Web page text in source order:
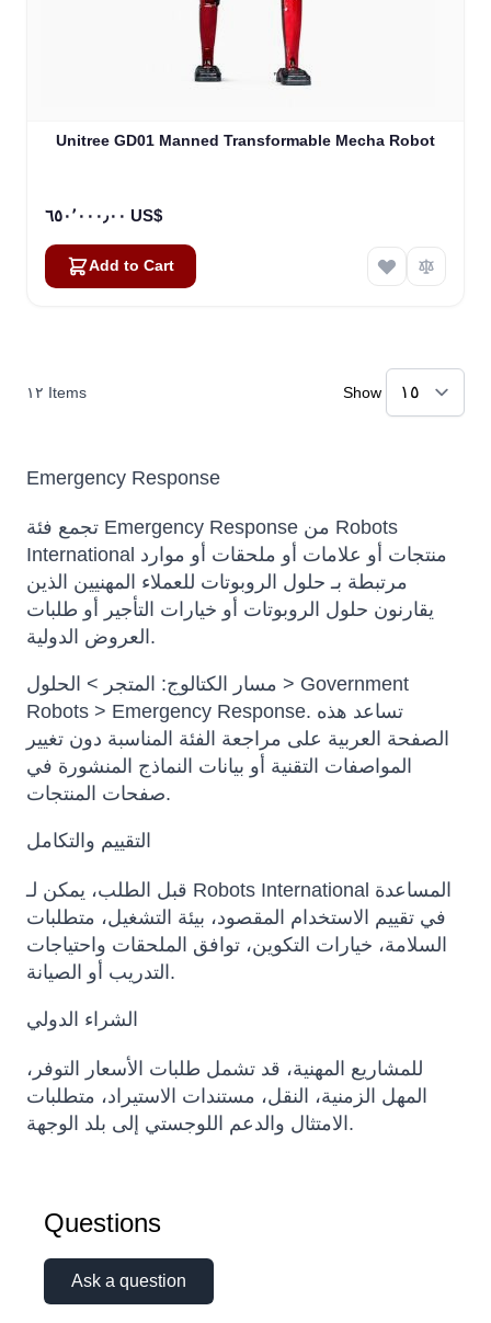
Unitree GD01 Manned Transformable Mecha Robot
٦٥٠٬٠٠٠٫٠٠ US$
Add to Cart
١٢ Items Show
Emergency Response
تجمع فئة Emergency Response من Robots
International منتجات أو علامات أو ملحقات أو موارد
مرتبطة بـ حلول الروبوتات للعملاء المهنيين الذين
يقارنون حلول الروبوتات أو خيارات التأجير أو طلبات
العروض الدولية.
مسار الكتالوج: المتجر > الحلول > Government
Robots > Emergency Response. تساعد هذه
الصفحة العربية على مراجعة الفئة المناسبة دون تغيير
المواصفات التقنية أو بيانات النماذج المنشورة في
صفحات المنتجات.
التقييم والتكامل
قبل الطلب، يمكن لـ Robots International المساعدة
في تقييم الاستخدام المقصود، بيئة التشغيل، متطلبات
السلامة، خيارات التكوين، توافق الملحقات واحتياجات
التدريب أو الصيانة.
الشراء الدولي
للمشاريع المهنية، قد تشمل طلبات الأسعار التوفر،
المهل الزمنية، النقل، مستندات الاستيراد، متطلبات
الامتثال والدعم اللوجستي إلى بلد الوجهة.
Questions
Ask a question